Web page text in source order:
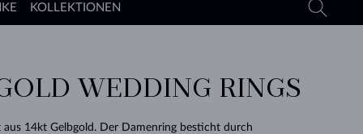
GELBGOLD
ROSÉGOLD
TANSANITE
TOPASE
TURMALINE
MOLDAVITE
SAPHIRE
SMARAGDE
KOLLEKTIONEN
WEDDING RINGS
aus 14kt Gelbgold. Der Damenring besticht durch